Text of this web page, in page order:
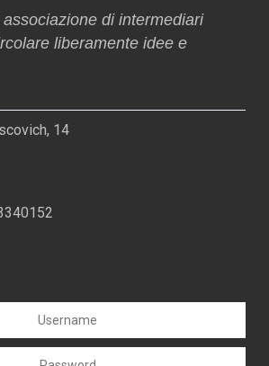
di intermediari
liberamente idee e
14